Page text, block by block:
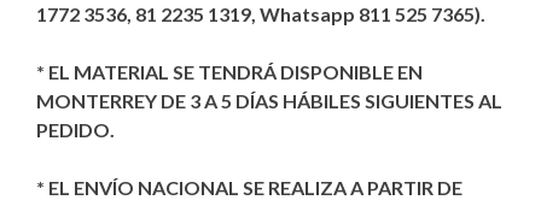
1772 3536, 81 2235 1319, Whatsapp 811 525 7365).
* EL MATERIAL SE TENDRÁ DISPONIBLE EN
MONTERREY DE 3 A 5 DÍAS HÁBILES SIGUIENTES AL
PEDIDO.
* EL ENVÍO NACIONAL SE REALIZA A PARTIR DE